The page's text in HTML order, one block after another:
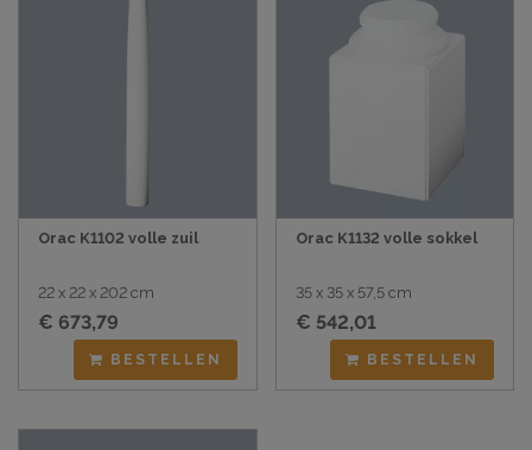
Orac K1102 volle zuil
22 x 22 x 202 cm
€ 673,79
BESTELLEN
Orac K1132 volle sokkel
35 x 35 x 57,5 cm
€ 542,01
BESTELLEN